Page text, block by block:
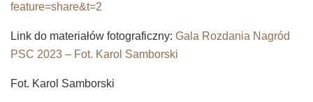
feature=share&t=2
Link do materiałów fotograficzny: Gala Rozdania Nagród
PSC 2023 – Fot. Karol Samborski
Fot. Karol Samborski